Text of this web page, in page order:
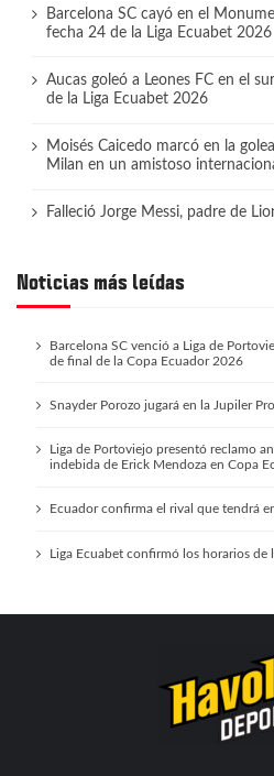
Barcelona SC cayó en el
fecha 24 de la Liga Ecuabet 2026
Aucas goleó a Leones FC en el
de la Liga Ecuabet 2026
Moisés Caicedo marcó en la
Milan en un amistoso
Falleció Jorge Messi, padre de
Noticias más leídas
Barcelona SC venció a Liga de
de final de la Copa Ecuador 2026
Snayder Porozo jugará en la Jupiler
Liga de Portoviejo presentó reclamo
indebida de Erick Mendoza en Copa
Ecuador confirma el rival que tendrá
Liga Ecuabet confirmó los horarios de